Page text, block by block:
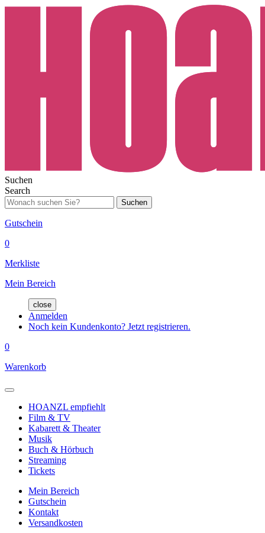
Suchen
Search
Suchen
Gutschein
0
Merkliste
Mein Bereich
close
Anmelden
Noch kein Kundenkonto? Jetzt registrieren.
0
Warenkorb
HOANZL empfiehlt
Film & TV
Kabarett & Theater
Musik
Buch & Hörbuch
Streaming
Tickets
Mein Bereich
Gutschein
Kontakt
Versandkosten